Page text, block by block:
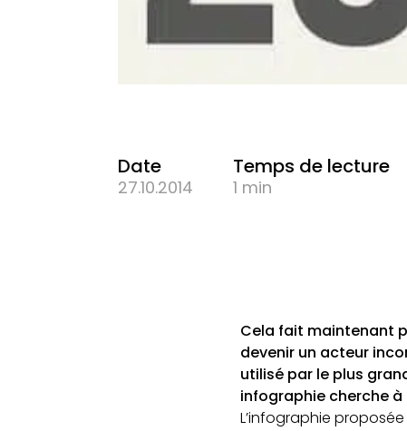
Date
27.10.2014
Temps de lecture
1 min
Cela fait maintenant
devenir un acteur
utilisé par le plus
infographie cherche
L’infographie